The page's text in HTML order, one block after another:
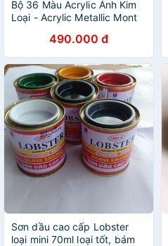
Bộ 36 Màu Acrylic Ánh Kim
Loại - Acrylic Metallic Mont
490.000 đ
Sơn dầu cao cấp Lobster
loại mini 70ml loại tốt, bám